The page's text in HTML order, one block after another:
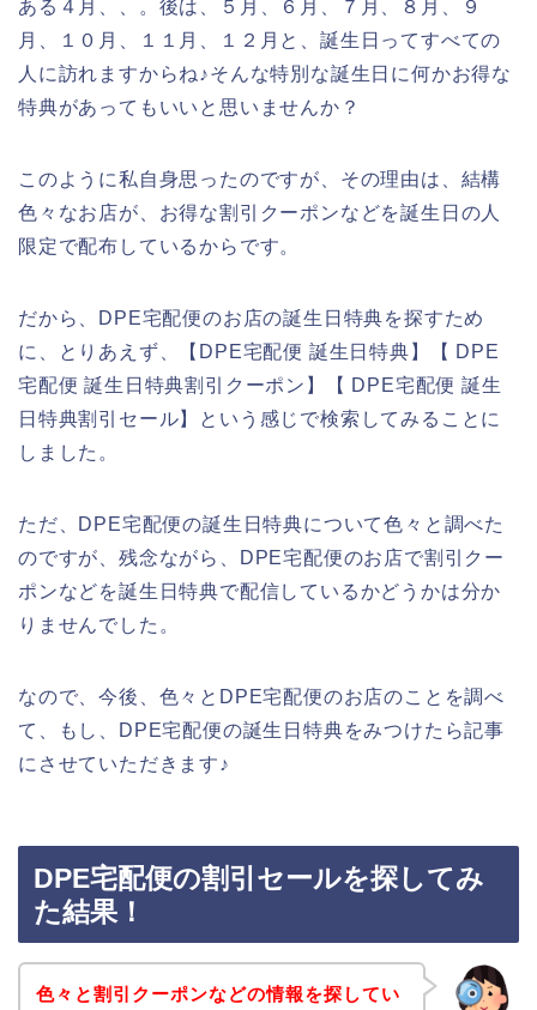
ある４月、、。後は、５月、６月、７月、８月、９
月、１０月、１１月、１２月と、誕生日ってすべての
人に訪れますからね♪そんな特別な誕生日に何かお得な
特典があってもいいと思いませんか？
このように私自身思ったのですが、その理由は、結構
色々なお店が、お得な割引クーポンなどを誕生日の人
限定で配布しているからです。
だから、DPE宅配便のお店の誕生日特典を探すため
に、とりあえず、【DPE宅配便 誕生日特典】【 DPE
宅配便 誕生日特典割引クーポン】【 DPE宅配便 誕生
日特典割引セール】という感じで検索してみることに
しました。
ただ、DPE宅配便の誕生日特典について色々と調べた
のですが、残念ながら、DPE宅配便のお店で割引クー
ポンなどを誕生日特典で配信しているかどうかは分か
りませんでした。
なので、今後、色々とDPE宅配便のお店のことを調べ
て、もし、DPE宅配便の誕生日特典をみつけたら記事
にさせていただきます♪
DPE宅配便の割引セールを探してみ
た結果！
色々と割引クーポンなどの情報を探してい